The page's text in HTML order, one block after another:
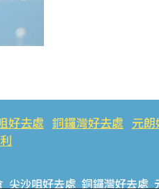
好去處 銅鑼灣好去處 元
尖沙咀好去處 銅鑼灣好去處